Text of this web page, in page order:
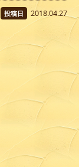
投稿日 2018.04.27